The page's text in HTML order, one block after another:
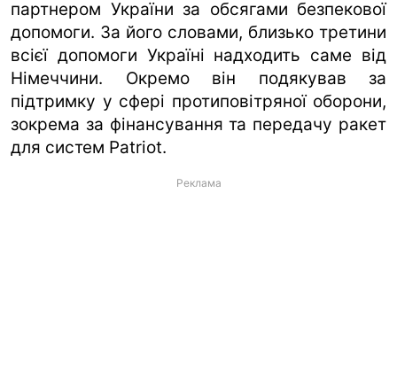
партнером України за обсягами безпекової
допомоги. За його словами, близько третини
всієї допомоги Україні надходить саме від
Німеччини. Окремо він подякував за
підтримку у сфері протиповітряної оборони,
зокрема за фінансування та передачу ракет
для систем Patriot.
Реклама